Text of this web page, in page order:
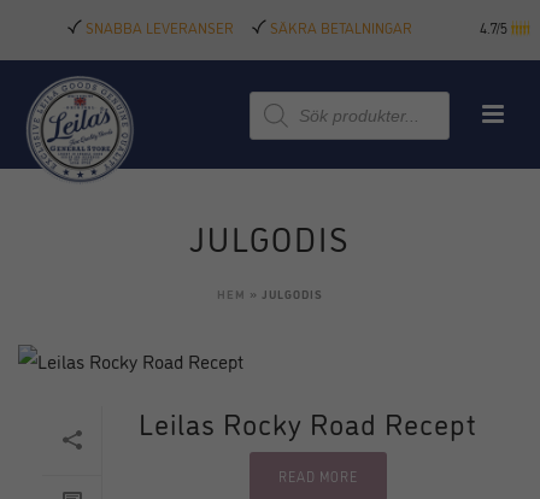
SNABBA LEVERANSER SÄKRA BETALNINGAR 4.7/5
Produktsökning
JULGODIS
HEM » JULGODIS
Leilas Rocky Road Recept
READ MORE